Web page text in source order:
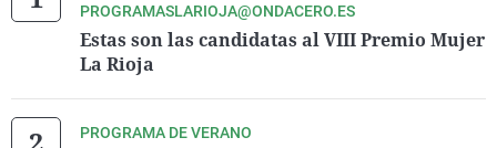
PROGRAMASLARIOJA@ONDACERO.ES
Estas son las candidatas al VIII Premio Mujer
La Rioja
PROGRAMA DE VERANO